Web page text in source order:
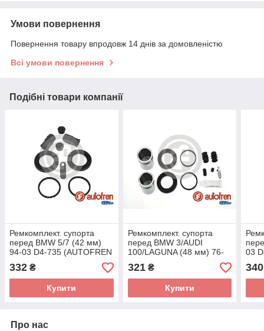
Умови повернення
Повернення товару впродовж 14 днів за домовленістю
Всі умови повернення
Подібні товари компанії
Ремкомплект. супорта
перед BMW 5/7 (42 мм)
94-03 D4-735 (AUTOFREN
SEINSA)
332 ₴
Купити
Ремкомплект. супорта
перед BMW 3/AUDI
100/LAGUNA (48 мм) 76-
01 D4-205 (AUTOFREN
SEINSA)
321₴
Купити
03
340
Про нас